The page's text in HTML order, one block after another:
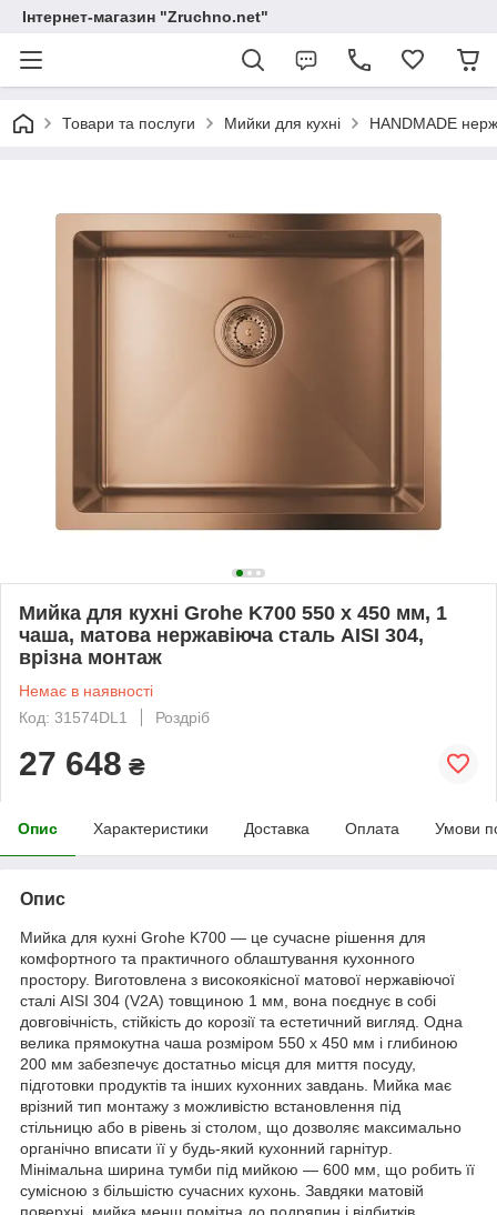
Інтернет-магазин "Zruchno.net"
Товари та послуги Мийки для кухні HANDMADE
Мийка для кухні Grohe K700 550 x 450 мм, 1
чаша, матова нержавіюча сталь AISI 304,
врізна монтаж
Немає в наявності
Код: 31574DL1
Роздріб
27 648 ₴
Опис Характеристики Доставка Оплата Умови
Опис
Мийка для кухні Grohe K700 — це сучасне рішення для
комфортного та практичного облаштування кухонного
простору. Виготовлена з високоякісної матової нержавіючої
сталі AISI 304 (V2A) товщиною 1 мм, вона поєднує в собі
довговічність, стійкість до корозії та естетичний вигляд. Одна
велика прямокутна чаша розміром 550 х 450 мм і глибиною
200 мм забезпечує достатньо місця для миття посуду,
підготовки продуктів та інших кухонних завдань. Мийка має
врізний тип монтажу з можливістю встановлення під
стільницю або в рівень зі столом, що дозволяє максимально
органічно вписати її у будь-який кухонний гарнітур.
Мінімальна ширина тумби під мийкою — 600 мм, що робить її
сумісною з більшістю сучасних кухонь. Завдяки матовій
поверхні, мийка менш помітна до подряпин і відбитків